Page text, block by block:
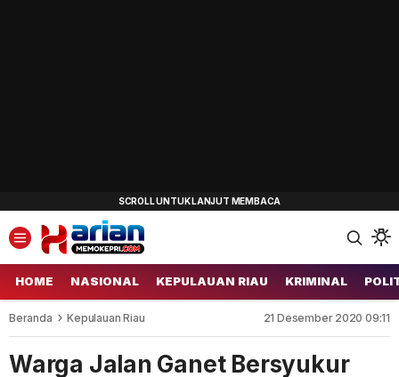
HOME NASIONAL KEPULAUAN RIAU KRIMINAL
Beranda Kepulauan Riau 21 Desember 2020 09:11
Warga Jalan Ganet Bersyukur